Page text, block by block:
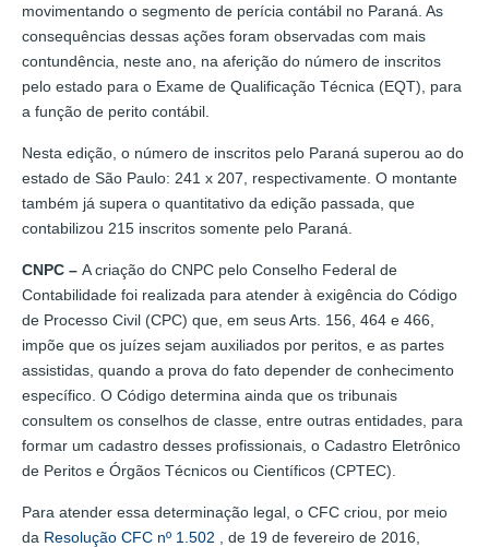
movimentando o segmento de perícia contábil no Paraná. As
consequências dessas ações foram observadas com mais
contundência, neste ano, na aferição do número de inscritos
pelo estado para o Exame de Qualificação Técnica (EQT), para
a função de perito contábil.
Nesta edição, o número de inscritos pelo Paraná superou ao do
estado de São Paulo: 241 x 207, respectivamente. O montante
também já supera o quantitativo da edição passada, que
contabilizou 215 inscritos somente pelo Paraná.
CNPC – A criação do CNPC pelo Conselho Federal de
Contabilidade foi realizada para atender à exigência do Código
de Processo Civil (CPC) que, em seus Arts. 156, 464 e 466,
impõe que os juízes sejam auxiliados por peritos, e as partes
assistidas, quando a prova do fato depender de conhecimento
específico. O Código determina ainda que os tribunais
consultem os conselhos de classe, entre outras entidades, para
formar um cadastro desses profissionais, o Cadastro Eletrônico
de Peritos e Órgãos Técnicos ou Científicos (CPTEC).
Para atender essa determinação legal, o CFC criou, por meio
da Resolução CFC nº 1.502
, de 19 de fevereiro de 2016,